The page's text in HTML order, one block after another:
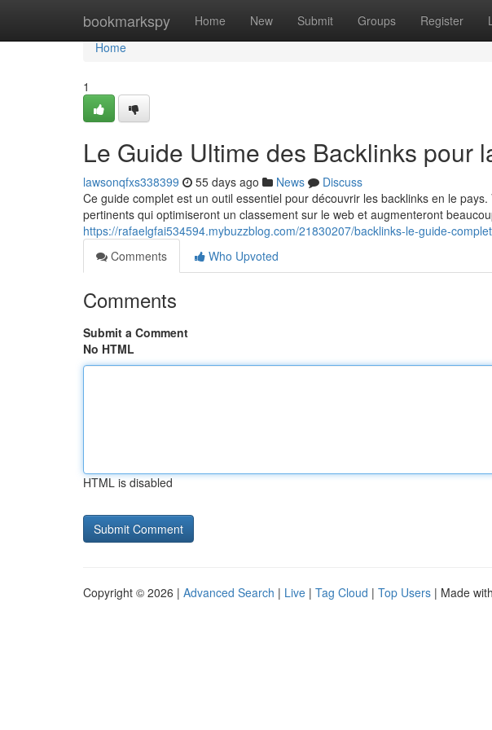
bookmarkspy Home New Submit Groups Register
Home
Home
1
Le Guide Ultime des Backlinks pour
lawsonqfxs338399 55 days ago News
Discuss
Ce guide complet est un outil essentiel pour découvrir les backlinks en le
pertinents qui optimiseront un classement sur le web et augmenteront
https://rafaelgfai534594.mybuzzblog.com/21830207/backlinks-le-guide-
Comments
Who Upvoted
Comments
Submit a Comment
No HTML
HTML is disabled
Copyright © 2026 | Advanced Search | Live | Tag Cloud | Top Users | Made with